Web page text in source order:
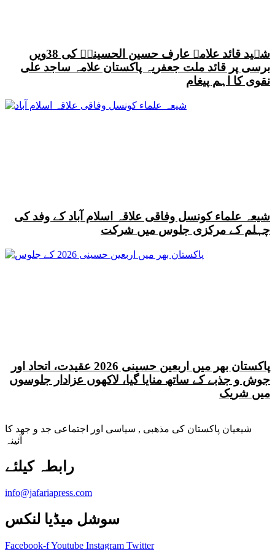
شہید قائد علامہ عارف حسین الحسینیؒ کی 38ویں
برسی پر قائد ملت جعفریہ پاکستان علامہ ساجد علی
نقوی کا اہم پیغام
شیعہ علماء کونسل وفاقی علاقہ اسلام آباد کے وفد کی
چہلم کے مرکزی جلوس میں شرکت
پاکستان بھر میں اربعین حسینی 2026 عقیدت، اتحاد اور
جوش و جذبے کے ساتھ منایا گیا، لاکھوں عزادار جلوسوں
میں شریک
شیعیان پاکستان کی مذهبی , سیاسی اور اجتماعی جد و جهد کا
آئینہ
info@jafariapress.com​
سوشل میڈیا لنکس
Facebook-fYoutube Instagram Twitter